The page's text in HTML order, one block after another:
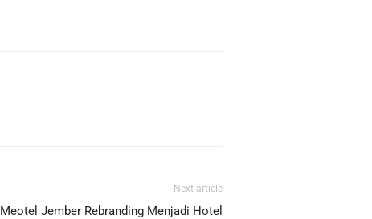
Next article
Meotel Jember Rebranding Menjadi Hotel